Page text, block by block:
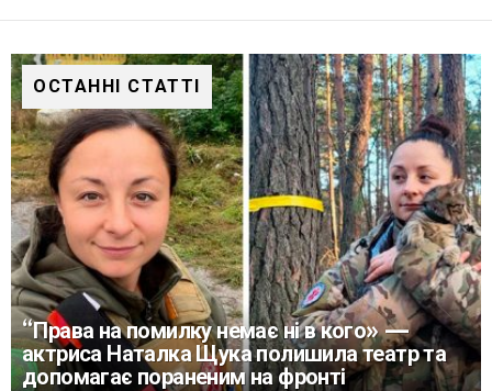
ОСТАННІ СТАТТІ
“Права на помилку немає ні в кого» —
актриса Наталка Щука полишила театр та
допомагає пораненим на фронті